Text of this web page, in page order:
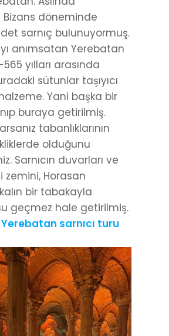
Bizans döneminde
sarnıç bulunuyormuş.
anımsatan Yerebatan
565 yılları arasında
sütunlar taşıyıcı
Yani başka bir
buraya getirilmiş.
tabanlıklarının
olduğunu
Sarnıcın duvarları ve
zemini, Horasan
bir tabakayla
geçmez hale getirilmiş.
sarnıcı turu